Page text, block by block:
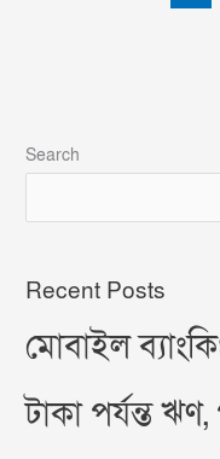
Search
Recent Posts
মোবাইল
টাকা পর্যন্ত